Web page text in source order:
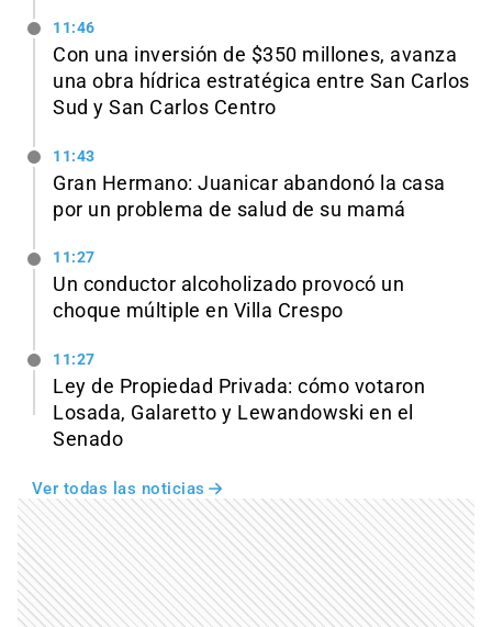
11:46
Con una inversión de $350 millones, avanza
una obra hídrica estratégica entre San Carlos
Sud y San Carlos Centro
11:43
Gran Hermano: Juanicar abandonó la casa
por un problema de salud de su mamá
11:27
Un conductor alcoholizado provocó un
choque múltiple en Villa Crespo
11:27
Ley de Propiedad Privada: cómo votaron
Losada, Galaretto y Lewandowski en el
Senado
Ver todas las noticias